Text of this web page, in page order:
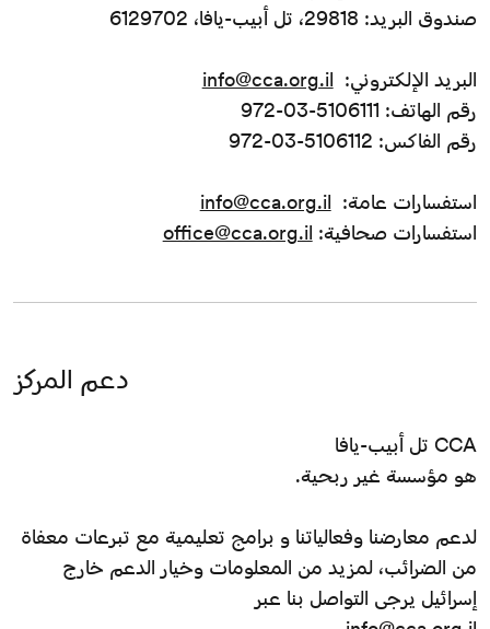
صندوق البريد: 29818، تل أبيب-يافا، 6129702
البريد الإلكتروني: info@cca.org.il
رقم الهاتف: 5106111-03-972
رقم الفاكس: 5106112-03-972
استفسارات عامة: info@cca.org.il
استفسارات صحافية: office@cca.org.il
دعم المركز
CCA تل أبيب-يافا
هو مؤسسة غير ربحية.
لدعم معارضنا وفعالياتنا و برامج تعليمية مع تبرعات معفاة
من الضرائب، لمزيد من المعلومات وخيار الدعم خارج
إسرائيل يرجى التواصل بنا عبر